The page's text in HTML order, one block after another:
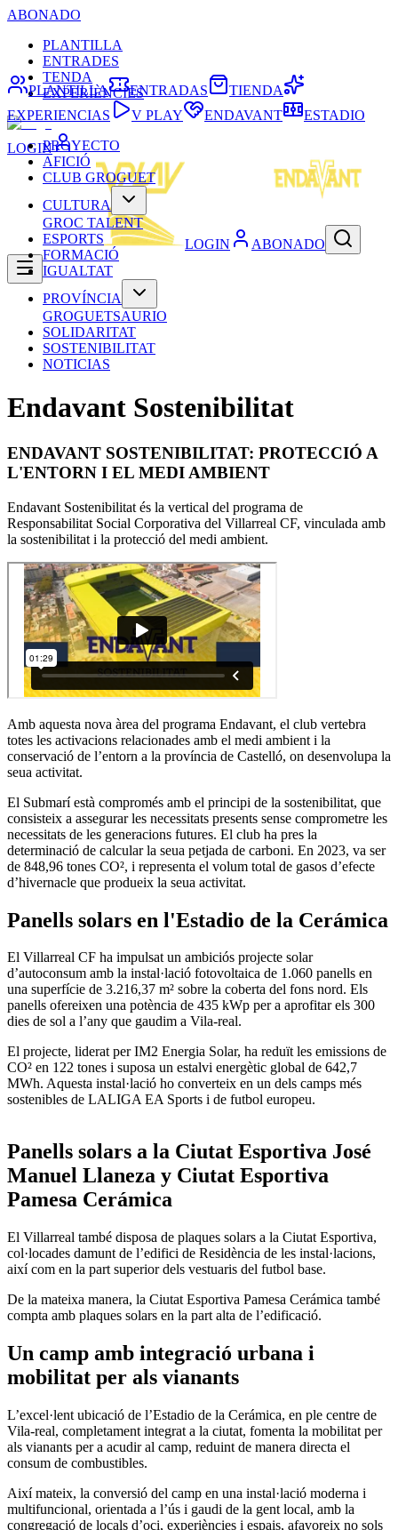
ABONADO
PLANTILLA
ENTRADES
TENDA
EXPERIÈNCIES
LOGIN
LOGIN ABONADO
PLANTILLA ENTRADAS
TIENDA
EXPERIENCIAS
V PLAY ENDAVANT
ESTADIO
PROYECTO
AFICIÓ
CLUB GROGUET
CULTURA
GROC TALENT
ESPORTS
FORMACIÓ
IGUALTAT
PROVÍNCIA
GROGUETSAURIO
SOLIDARITAT
SOSTENIBILITAT
NOTICIAS
Endavant Sostenibilitat
ENDAVANT SOSTENIBILITAT: PROTECCIÓ A
L'ENTORN I EL MEDI AMBIENT
Endavant Sostenibilitat és la vertical del programa de
Responsabilitat Social Corporativa del Villarreal CF, vinculada amb
la sostenibilitat i la protecció del medi ambient.
Amb aquesta nova àrea del programa Endavant, el club vertebra
totes les activacions relacionades amb el medi ambient i la
conservació de l’entorn a la província de Castelló, on desenvolupa la
seua activitat.
El Submarí està compromés amb el principi de la sostenibilitat, que
consisteix a assegurar les necessitats presents sense comprometre les
necessitats de les generacions futures. El club ha pres la
determinació de calcular la seua petjada de carboni. En 2023, va ser
de 848,96 tones CO², i representa el volum total de gasos d’efecte
d’hivernacle que produeix la seua activitat.
Panells solars en l'Estadio de la Cerámica
El Villarreal CF ha impulsat un ambiciós projecte solar
d’autoconsum amb la instal·lació fotovoltaica de 1.060 panells en
una superfície de 3.216,37 m² sobre la coberta del fons nord. Els
panells ofereixen una potència de 435 kWp per a aprofitar els 300
dies de sol a l’any que gaudim a Vila-real.
El projecte, liderat per IM2 Energia Solar, ha reduït les emissions de
CO² en 122 tones i suposa un estalvi energètic global de 642,7
MWh. Aquesta instal·lació ho converteix en un dels camps més
sostenibles de LALIGA EA Sports i de futbol europeu.
Panells solars a la Ciutat Esportiva José
Manuel Llaneza y Ciutat Esportiva
Pamesa Cerámica
El Villarreal també disposa de plaques solars a la Ciutat Esportiva,
col·locades damunt de l’edifici de Residència de les instal·lacions,
així com en la part superior dels vestuaris del futbol base.
De la mateixa manera, la Ciutat Esportiva Pamesa Cerámica també
compta amb plaques solars en la part alta de l’edificació.
Un camp amb integració urbana i
mobilitat per als vianants
L’excel·lent ubicació de l’Estadio de la Cerámica, en ple centre de
Vila-real, completament integrat a la ciutat, fomenta la mobilitat per
als vianants per a acudir al camp, reduint de manera directa el
consum de combustibles.
Així mateix, la conversió del camp en una instal·lació moderna i
multifuncional, orientada a l’ús i gaudi de la gent local, amb la
congregació de locals d’oci, experiències i espais, afavoreix no sols